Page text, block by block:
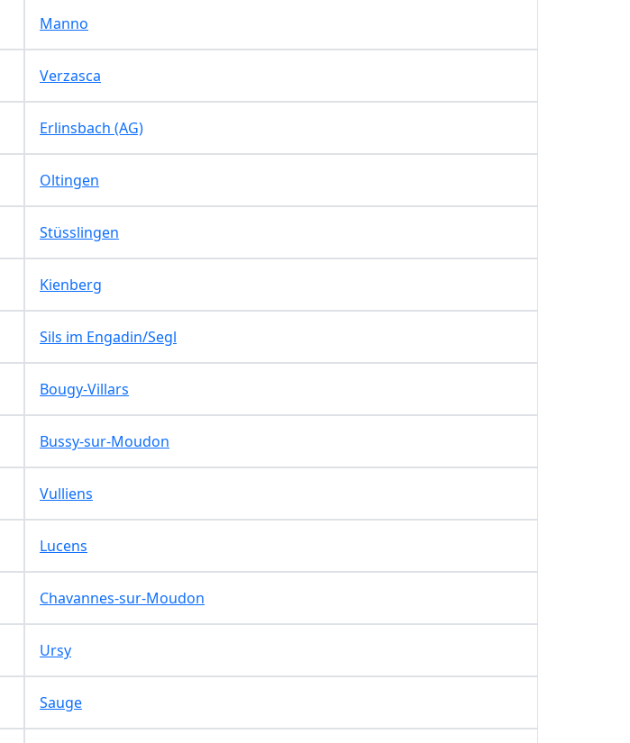
Manno
Verzasca
Erlinsbach (AG)
Oltingen
Stüsslingen
Kienberg
Sils im Engadin/Segl
Bougy-Villars
Bussy-sur-Moudon
Vulliens
Lucens
Chavannes-sur-Moudon
Ursy
Sauge